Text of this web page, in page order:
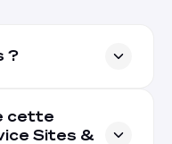
?
cette
Sites &